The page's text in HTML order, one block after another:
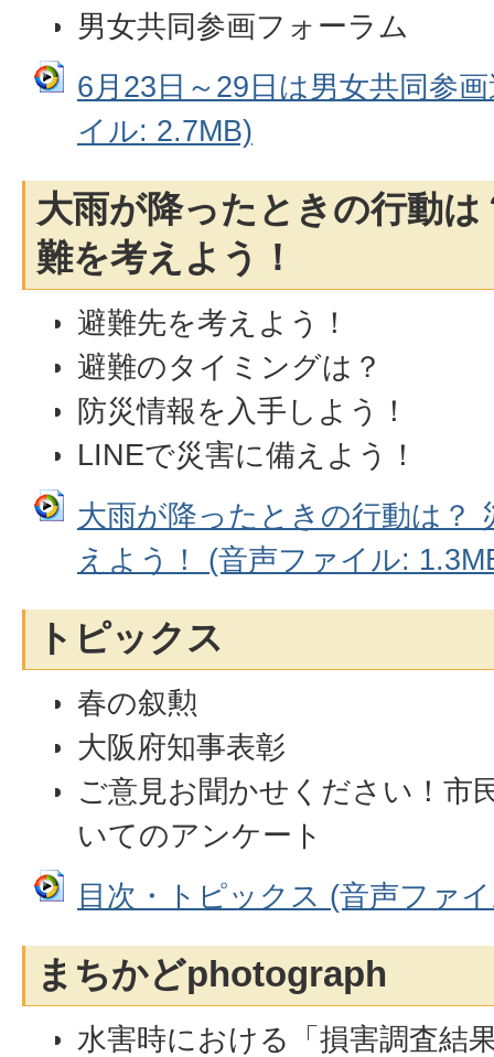
男女共同参画フォーラム
6月23日～29日は男女共同参
イル: 2.7MB)
大雨が降ったときの行動
難を考えよう！
避難先を考えよう！
避難のタイミングは？
防災情報を入手しよう！
LINEで災害に備えよう！
大雨が降ったときの行動は？
えよう！ (音声ファイル:
トピックス
春の叙勲
大阪府知事表彰
ご意見お聞かせください！市
いてのアンケート
目次・トピックス (音声ファ
まちかどphotograph
水害時における「損害調査結